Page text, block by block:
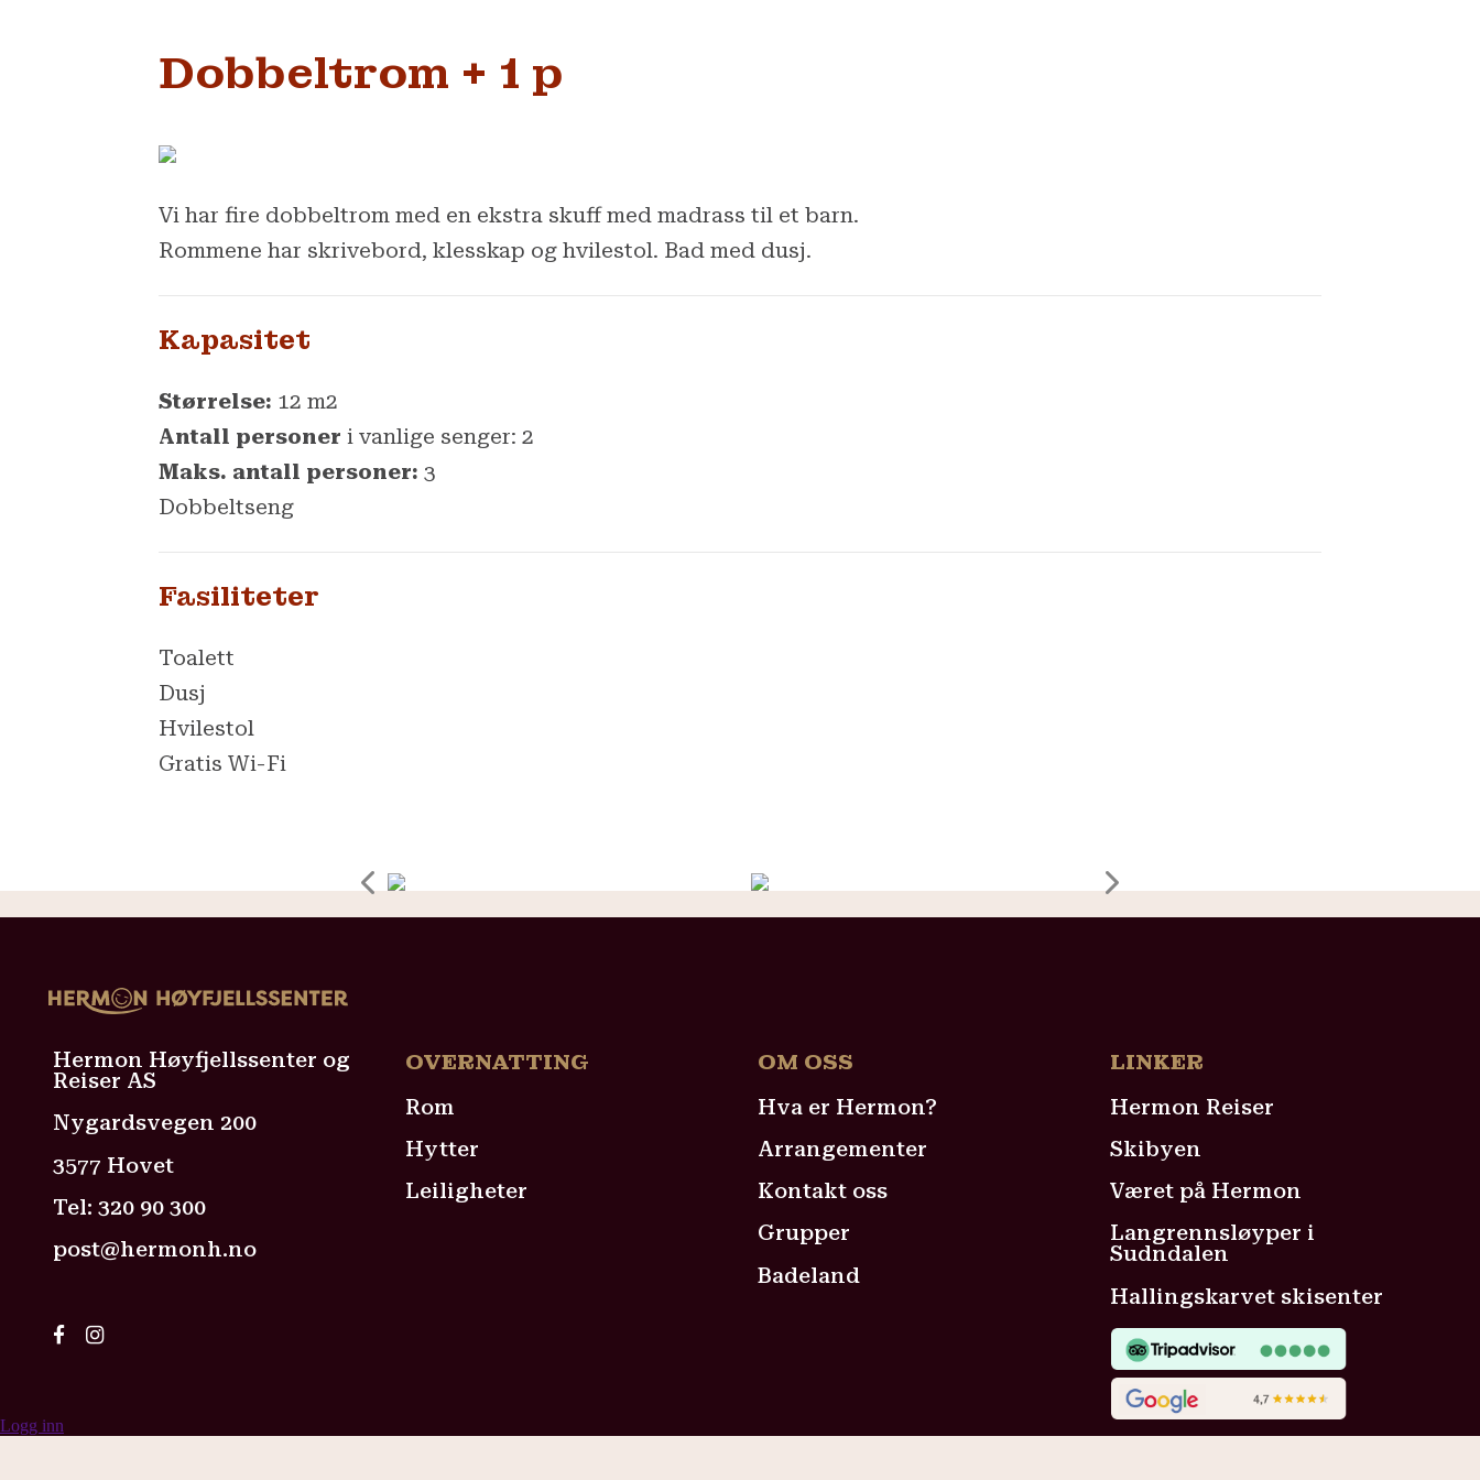
Dobbeltrom + 1 p
Vi har fire dobbeltrom med en ekstra skuff med madrass til et barn.
Rommene har skrivebord, klesskap og hvilestol. Bad med dusj.
Kapasitet
Størrelse: 12 m2
Antall personer i vanlige senger: 2
Maks. antall personer: 3
Dobbeltseng
Fasiliteter
Toalett
Dusj
Hvilestol
Gratis Wi-Fi
Hermon Høyfjellssenter og
Reiser AS
Nygardsvegen 200
3577 Hovet
Tel: 320 90 300
post@hermonh.no
OVERNATTING
Rom
Hytter
Leiligheter
OM OSS
Hva er Hermon?
Arrangementer
Kontakt oss
Grupper
Badeland
LINKER
Hermon Reiser
Skibyen
Været på Hermon
Langrennsløyper i
Sudndalen
Hallingskarvet skisenter
Logg inn